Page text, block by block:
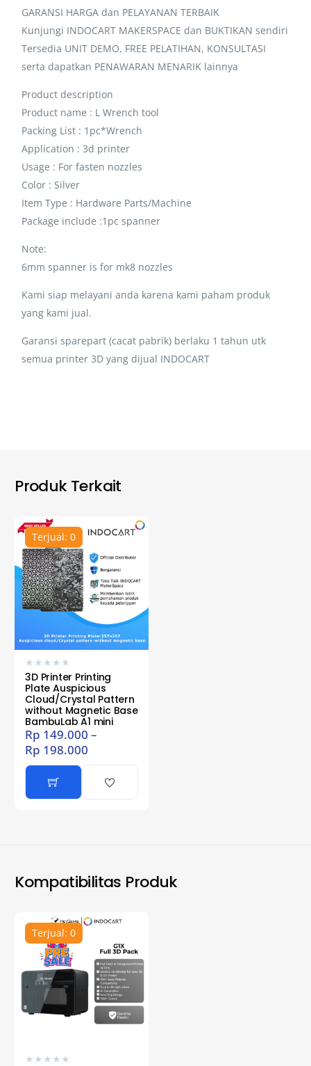
GARANSI HARGA dan PELAYANAN TERBAIK
Kunjungi INDOCART MAKERSPACE dan BUKTIKAN sendiri
Tersedia UNIT DEMO, FREE PELATIHAN, KONSULTASI
serta dapatkan PENAWARAN MENARIK lainnya
Product description
Product name : L Wrench tool
Packing List : 1pc*Wrench
Application : 3d printer
Usage : For fasten nozzles
Color : Silver
Item Type : Hardware Parts/Machine
Package include :1pc spanner
Note:
6mm spanner is for mk8 nozzles
Kami siap melayani anda karena kami paham produk
yang kami jual.
Garansi sparepart (cacat pabrik) berlaku 1 tahun utk
semua printer 3D yang dijual INDOCART
Produk Terkait
Terjual: 0
★ ★ ★ ★ ★
3D Printer Printing
Plate Auspicious
Cloud/Crystal Pattern
without Magnetic Base
BambuLab A1 mini
Rp 149.000 –
Rp 198.000
Kompatibilitas Produk
Terjual: 0
★ ★ ★ ★ ★